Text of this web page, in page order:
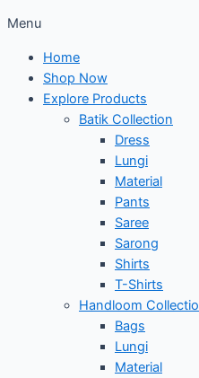
Menu
Home
Shop Now
Explore Products
Batik Collection
Dress
Lungi
Material
Pants
Saree
Sarong
Shirts
T-Shirts
Handloom
Bags
Lungi
Material